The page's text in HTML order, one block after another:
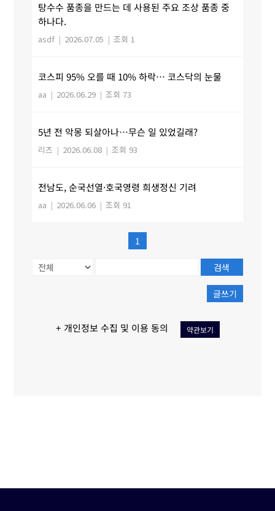
탕수수 품종을 만드는 데 사용된 주요 조상 품종 중
하나다.
asdf | 2026.07.05 | 조회 1
코스피 95% 오를 때 10% 하락… 코스닥의 눈물
aa | 2026.06.29 | 조회 73
5년 전 악몽 되살아나…무슨 일 있었길래?
리즈 | 2026.06.08 | 조회 93
전남도, 순국선열·호국영령 희생정신 기려
aa | 2026.06.06 | 조회 91
1
검색
글쓰기
+ 개인정보 수집 및 이용 동의 약관보기